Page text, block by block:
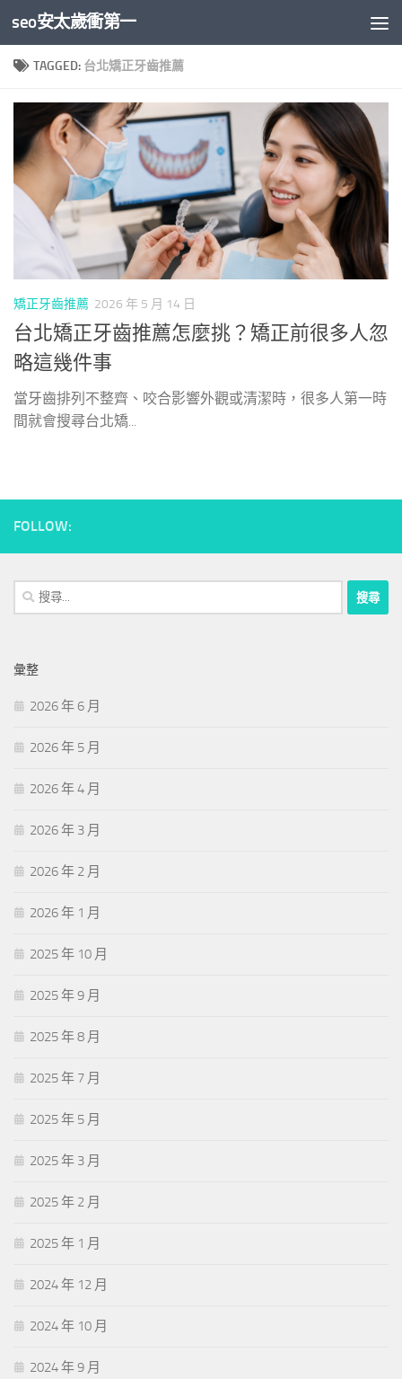
Skip to content
seo安太歲衝第一
TAGGED: 台北矯正牙齒推薦
矯正牙齒推薦 2026 年 5 月 14 日
台北矯正牙齒推薦怎麼挑？矯正前很多人忽
略這幾件事
當牙齒排列不整齊、咬合影響外觀或清潔時，很多人第一時
間就會搜尋台北矯...
FOLLOW:
搜
尋
字:
彙整
2026 年 6 月
2026 年 5 月
2026 年 4 月
2026 年 3 月
2026 年 2 月
2026 年 1 月
2025 年 10 月
2025 年 9 月
2025 年 8 月
2025 年 7 月
2025 年 5 月
2025 年 3 月
2025 年 2 月
2025 年 1 月
2024 年 12 月
2024 年 10 月
2024 年 9 月